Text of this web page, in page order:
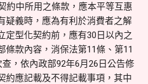
中所用之條款，應本平等互惠
疑義時，應為有利於消費者之解
定型化契約前，應有30日以內之
條款內容，消保法第11條、第11
，依內政部92年6月26日公告修
約應記載及不得記載事項，其中